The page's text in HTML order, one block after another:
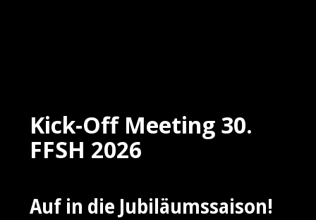
Kick-Off Meeting 30.
FFSH 2026
Auf in die Jubiläumssaison!